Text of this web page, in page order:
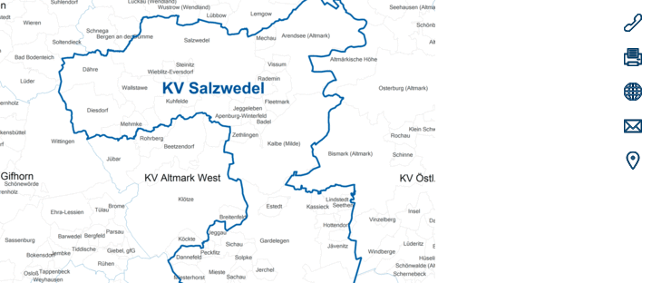
Pflegeberatung
Hilfs-Mittel-Verleih
Servicewohnen-Sonnenpark
Tages-Pflege